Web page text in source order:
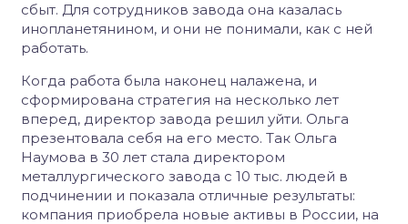
сбыт. Для сотрудников завода она казалась
инопланетянином, и они не понимали, как с ней
работать.
Когда работа была наконец налажена, и
сформирована стратегия на несколько лет
вперед, директор завода решил уйти. Ольга
презентовала себя на его место. Так Ольга
Наумова в 30 лет стала директором
металлургического завода с 10 тыс. людей в
подчинении и показала отличные результаты:
компания приобрела новые активы в России, на